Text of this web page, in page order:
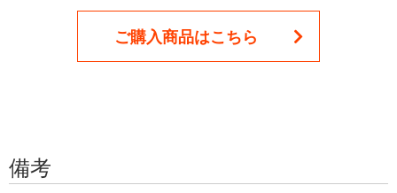
ご購入商品はこちら
備考